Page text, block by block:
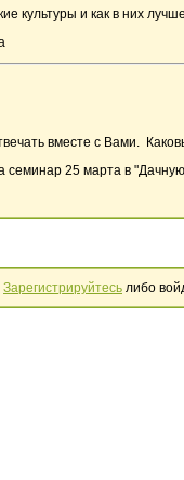
культуры и как в них
вместе с Вами.
семинар 25 марта в
Зарегистрируйтесь либо